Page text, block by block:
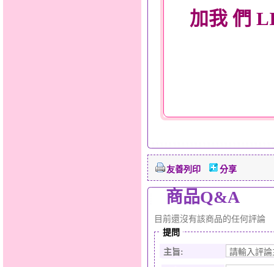
加我 們
友善列印 分享
商品Q&A
目前還沒有該商品的任何評論
提問
主旨: